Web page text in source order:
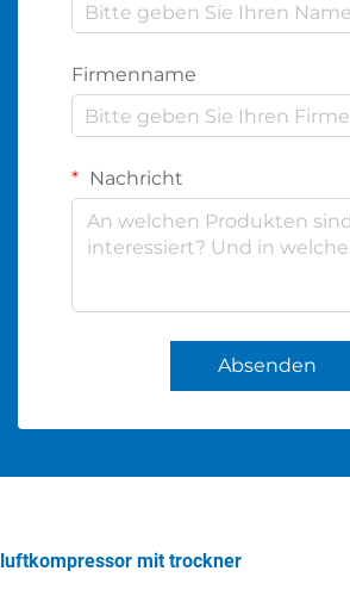
Firmenname
Nachricht
Absenden
luftkompressor mit trockner